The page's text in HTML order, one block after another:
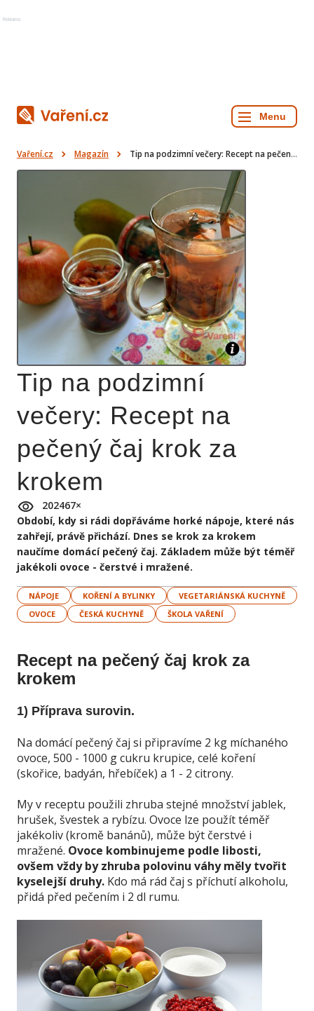
Reklama
Vaření.cz Magazín Tip na podzimní večery: Recept na pečený čaj krok za krokem
Tip na podzimní
večery: Recept na
pečený čaj krok za
krokem
202467×
Období, kdy si rádi dopřáváme horké nápoje, které nás
zahřejí, právě přichází. Dnes se krok za krokem
naučíme domácí pečený čaj. Základem může být téměř
jakékoli ovoce - čerstvé i mražené.
NÁPOJE KOŘENÍ A BYLINKY
VEGETARIÁNSKÁ KUCHYNĚ
OVOCE
ČESKÁ KUCHYNĚ ŠKOLA VAŘENÍ
Recept na pečený čaj krok za
krokem
1) Příprava surovin.
Na domácí pečený čaj si připravíme 2 kg míchaného
ovoce, 500 - 1000 g cukru krupice, celé koření
(skořice, badyán, hřebíček) a 1 - 2 citrony.
My v receptu použili zhruba stejné množství jablek,
hrušek, švestek a rybízu. Ovoce lze použít téměř
jakékoliv (kromě banánů), může být čerstvé i
mražené. Ovoce kombinujeme podle libosti,
ovšem vždy by zhruba polovinu váhy měly tvořit
kyselejší druhy. Kdo má rád čaj s příchutí alkoholu,
přidá před pečením i 2 dl rumu.